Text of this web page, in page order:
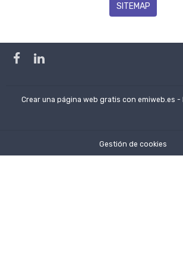
SITEMAP
Crear una página web gratis con emiweb.es -
Gestión de cookies